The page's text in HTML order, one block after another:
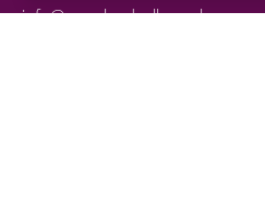
info@maaslandcollege.nl